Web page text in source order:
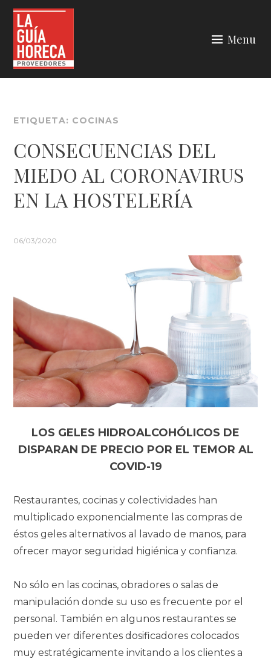
Skip
content
Menu
ETIQUETA: COCINAS
CONSECUENCIAS DEL
MIEDO AL CORONAVIRUS
EN LA HOSTELERÍA
06/03/2020
LOS GELES HIDROALCOHÓLICOS DE
DISPARAN DE PRECIO POR EL TEMOR AL
COVID-19
Restaurantes, cocinas y colectividades han
multiplicado exponencialmente las compras de
éstos geles alternativos al lavado de manos, para
ofrecer mayor seguridad higiénica y confianza.
No sólo en las cocinas, obradores o salas de
manipulación donde su uso es frecuente por el
personal. También en algunos restaurantes se
pueden ver diferentes dosificadores colocados
muy estratégicamente invitando a los clientes a